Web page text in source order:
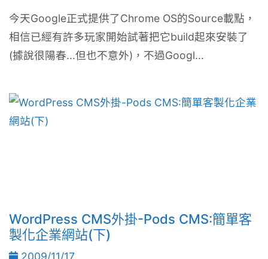
今天Google正式提供了Chrome OS的Source載點，
相信已經有許多玩家開始試著把它build起來安裝了
(據說很陽春...但也不意外)，不過Googl...
WordPress CMS外掛-Pods CMS:簡單客
製化企業網站(下)
2009/11/17